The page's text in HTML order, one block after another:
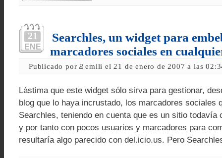
21
ENE
Searchles, un widget para
marcadores sociales en
Publicado por emili el 21 de enero de 2007 a las
Lástima que este widget sólo sirva para gestionar,
blog que lo haya incrustado, los marcadores sociales
Searchles, teniendo en cuenta que es un sitio todavía
y por tanto con pocos usuarios y marcadores para
resultaría algo parecido con del.icio.us. Pero